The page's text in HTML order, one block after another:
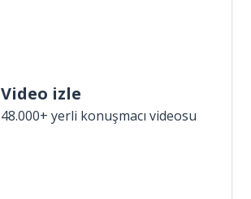
Video izle
48.000+ yerli konuşmacı videosu